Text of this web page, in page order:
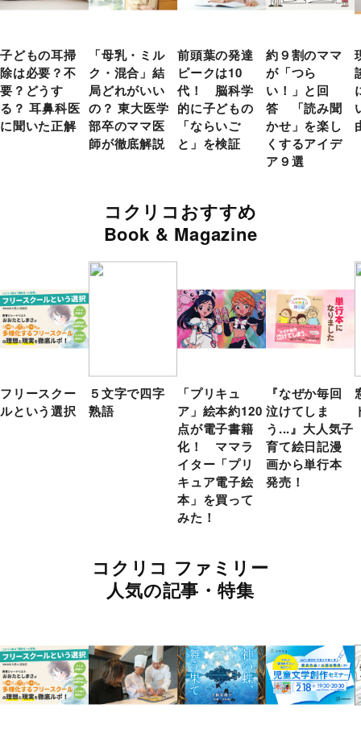
子どもの耳掃
除は必要？不
要？どうす
る？ 耳鼻科医
に聞いた正解
「母乳・ミル
ク・混合」結
局どれがいい
の？ 東大医学
部卒のママ医
師が徹底解説
前頭葉の発達
ピークは10
代！ 脳科学
的に子どもの
「ならいご
と」を検証
約９割のママ
が「つら
い！」と回
答 「読み聞
かせ」を楽し
くするアイデ
ア９選
コクリコおすすめ
Book & Magazine
フリースクー
ルという選択
５文字で四字
熟語
「プリキュ
ア」絵本約120
点が電子書籍
化！ ママラ
イター「プリ
キュア電子絵
本」を買って
みた！
『なぜか毎回
泣けてしま
う...』大人気子
育て絵日記漫
画から単行本
発売！
コクリコ ファミリー
人気の記事・特集